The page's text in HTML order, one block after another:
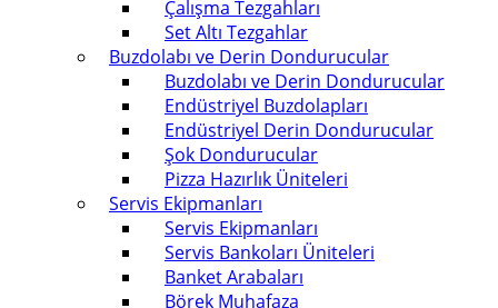
Çalışma Tezgahları
Set Altı Tezgahlar
Buzdolabı ve Derin Dondurucular
Buzdolabı ve Derin Dondurucular
Endüstriyel Buzdolapları
Endüstriyel Derin Dondurucular
Şok Dondurucular
Pizza Hazırlık Üniteleri
Servis Ekipmanları
Servis Ekipmanları
Servis Bankoları Üniteleri
Banket Arabaları
Börek Muhafaza